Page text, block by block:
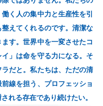
く人の集中力と生産性を引
えてくれるのです。清潔な
す。世界中を一変させたコ
」は命を守る力になる。そ
だと。私たちは、ただの清
線を担う、プロフェッショ
れる存在であり続けたい。